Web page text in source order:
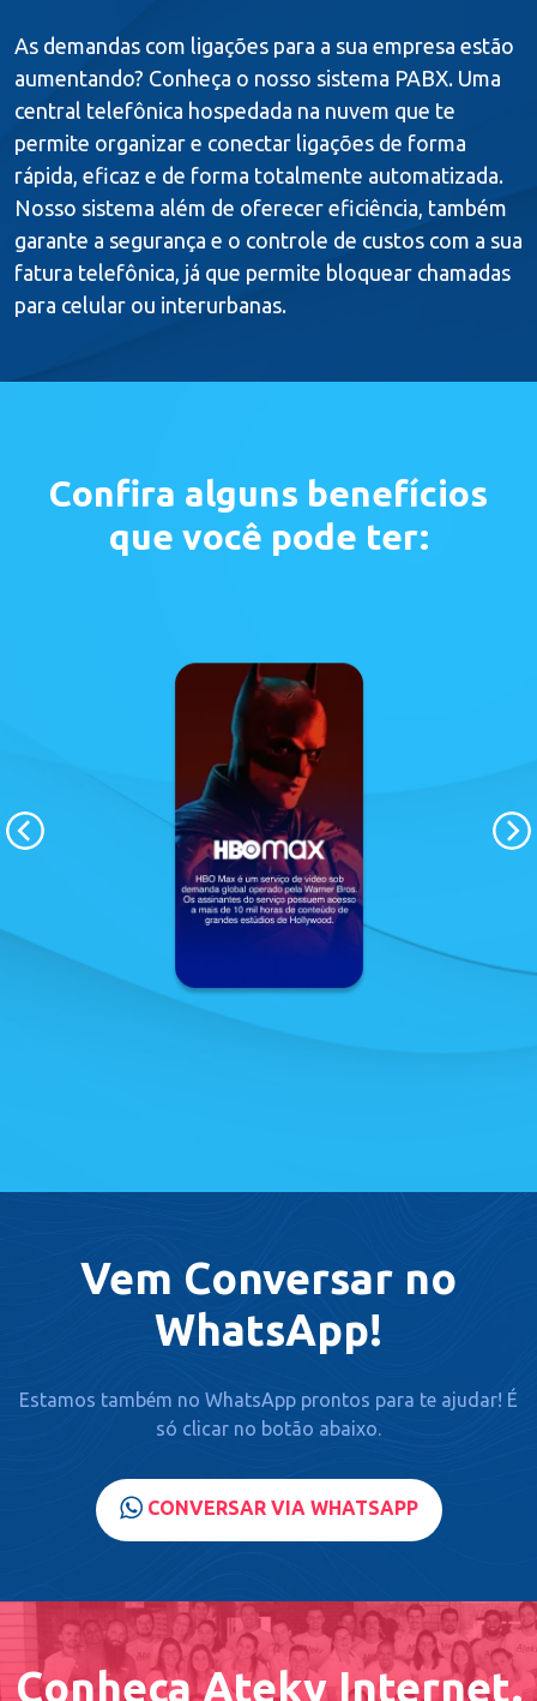
As demandas com ligações para a sua empresa estão
aumentando? Conheça o nosso sistema PABX. Uma
central telefônica hospedada na nuvem que te
permite organizar e conectar ligações de forma
rápida, eficaz e de forma totalmente automatizada.
Nosso sistema além de oferecer eficiência, também
garante a segurança e o controle de custos com a sua
fatura telefônica, já que permite bloquear chamadas
para celular ou interurbanas.
Confira alguns benefícios
que você pode ter:
Vem Conversar no
WhatsApp!
Estamos também no WhatsApp prontos para te ajudar! É
só clicar no botão abaixo.
CONVERSAR VIA WHATSAPP
Conheça Ateky Internet.